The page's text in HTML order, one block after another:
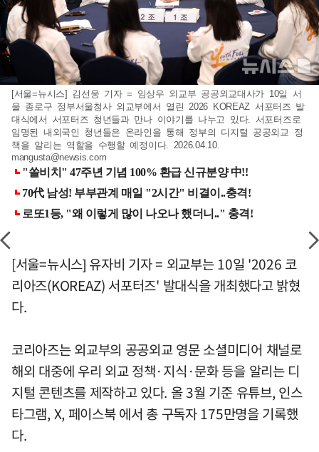
[서울=뉴시스] 김선웅 기자 = 임상우 외교부 공공외교대사가 10일 서
울 종로구 정부서울청사 외교부에서 열린 2026 KOREAZ 서포터즈 발
대식에서 서포터즈 청년들과 만나 이야기를 나누고 있다. 서포터즈로
임명된 내외국인 청년들은 온라인을 통해 정부의 디지털 공공외교 정
책을 알리는 역할을 수행할 예정이다. 2026.04.10.
mangusta@newsis.com
[서울=뉴시스] 유자비 기자 = 외교부는 10일 '2026 코
리아즈(KOREAZ) 서포터즈' 발대식을 개최했다고 밝혔
다.
코리아즈는 외교부의 공공외교 영문 소셜미디어 채널로
해외 대중에 우리 외교 정책·지식·문화 등을 알리는 디
지털 콘텐츠를 제작하고 있다. 올 3월 기준 유튜브, 인스
타그램, X, 페이스북 에서 총 구독자 175만명을 기록했
다.